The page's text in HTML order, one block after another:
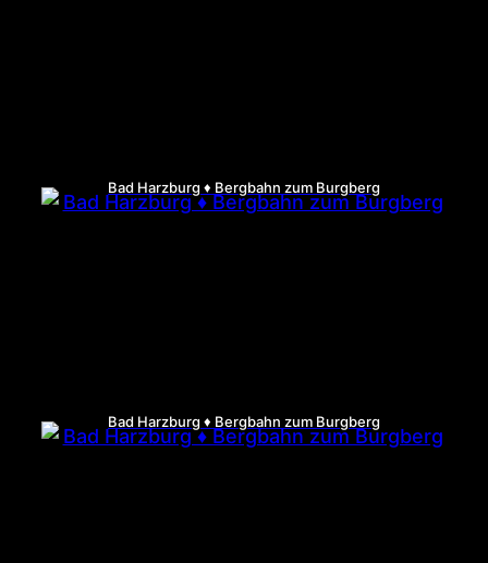
Bad Harzburg ♦ Bergbahn zum Burgberg
Bad Harzburg ♦ Bergbahn zum Burgberg